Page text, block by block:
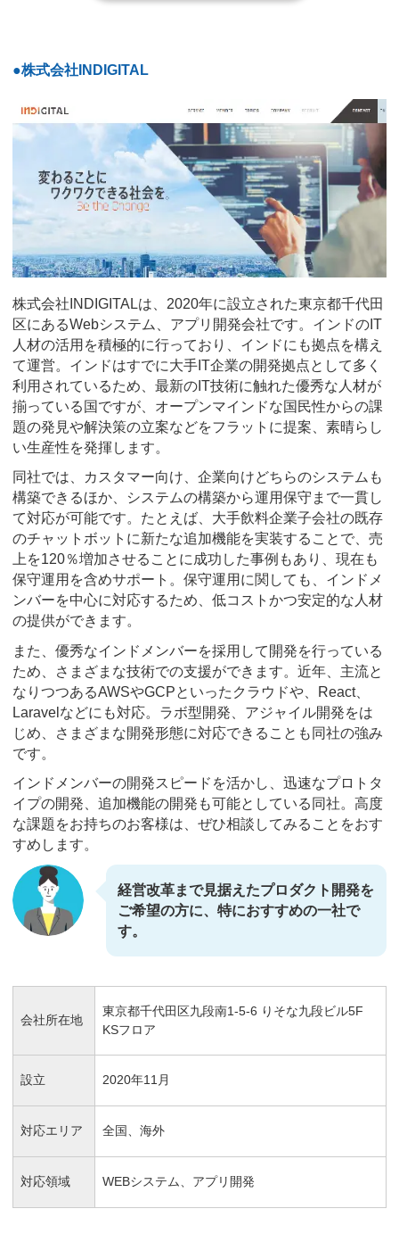
●株式会社INDIGITAL
株式会社INDIGITALは、2020年に設立された東京都千代田
区にあるWebシステム、アプリ開発会社です。インドのIT
人材の活用を積極的に行っており、インドにも拠点を構え
て運営。インドはすでに大手IT企業の開発拠点として多く
利用されているため、最新のIT技術に触れた優秀な人材が
揃っている国ですが、オープンマインドな国民性からの課
題の発見や解決策の立案などをフラットに提案、素晴らし
い生産性を発揮します。
同社では、カスタマー向け、企業向けどちらのシステムも
構築できるほか、システムの構築から運用保守まで一貫し
て対応が可能です。たとえば、大手飲料企業子会社の既存
のチャットボットに新たな追加機能を実装することで、売
上を120％増加させることに成功した事例もあり、現在も
保守運用を含めサポート。保守運用に関しても、インドメ
ンバーを中心に対応するため、低コストかつ安定的な人材
の提供ができます。
また、優秀なインドメンバーを採用して開発を行っている
ため、さまざまな技術での支援ができます。近年、主流と
なりつつあるAWSやGCPといったクラウドや、React、
Laravelなどにも対応。ラボ型開発、アジャイル開発をは
じめ、さまざまな開発形態に対応できることも同社の強み
です。
インドメンバーの開発スピードを活かし、迅速なプロトタ
イプの開発、追加機能の開発も可能としている同社。高度
な課題をお持ちのお客様は、ぜひ相談してみることをおす
すめします。
経営改革まで見据えたプロダクト開発を
ご希望の方に、特におすすめの一社で
す。
会社所在地
東京都千代田区九段南1-5-6 りそな九段ビル5F
KSフロア
設立 2020年11月
対応エリア 全国、海外
対応領域 WEBシステム、アプリ開発